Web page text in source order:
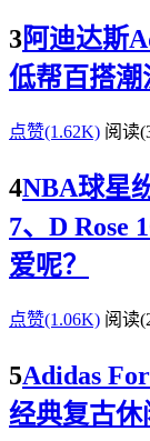
3阿迪达斯
低帮百搭潮
点赞(1.62K) 阅读
4NBA球星
7、D Rose
爱呢？
点赞(1.06K) 阅读
5Adidas
经典复古休